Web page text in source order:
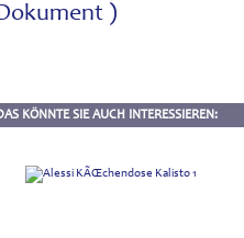
)
KÖNNTE SIE AUCH INTERESSIEREN: